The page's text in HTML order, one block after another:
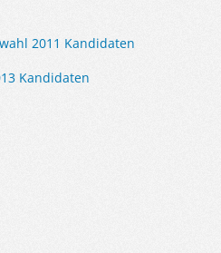
2011 Kandidaten
Kandidaten